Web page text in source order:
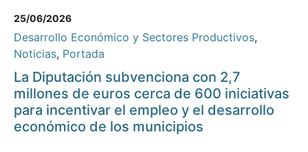
25/06/2026
Desarrollo Económico y Sectores Productivos,
Noticias, Portada
La Diputación subvenciona con 2,7
millones de euros cerca de 600 iniciativas
para incentivar el empleo y el desarrollo
económico de los municipios